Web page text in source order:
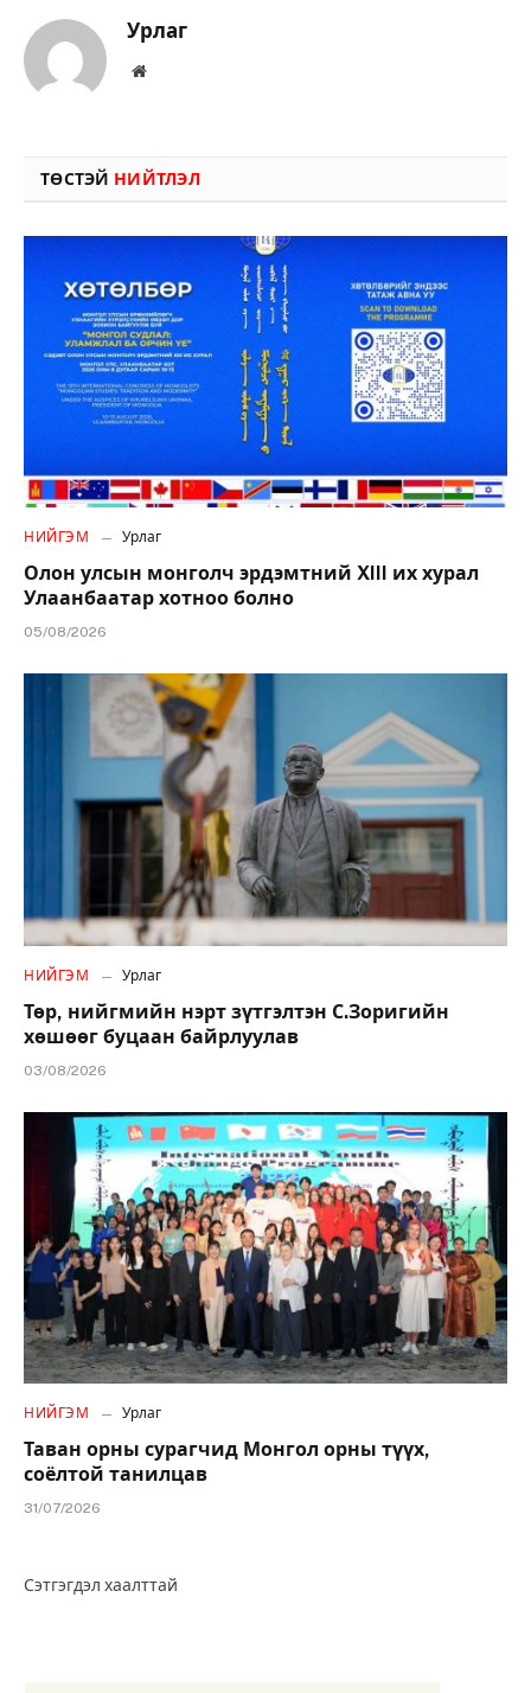
Урлаг
Вэбсайт
ТӨСТЭЙ НИЙТЛЭЛ
НИЙГЭМ Урлаг
Олон улсын монголч эрдэмтний XIII их хурал
Улаанбаатар хотноо болно
05/08/2026
НИЙГЭМ Урлаг
Төр, нийгмийн нэрт зүтгэлтэн С.Зоригийн
хөшөөг буцаан байрлуулав
03/08/2026
НИЙГЭМ Урлаг
Таван орны сурагчид Монгол орны түүх,
соёлтой танилцав
31/07/2026
Сэтгэгдэл хаалттай